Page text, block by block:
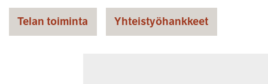
Telan toiminta Yhteistyöhankkeet